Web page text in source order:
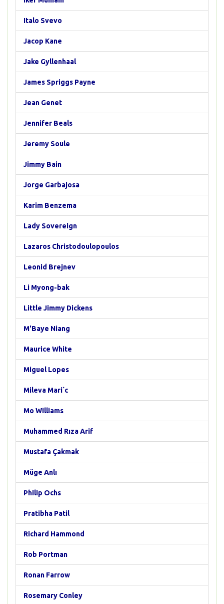
Italo Svevo
Jacop Kane
Jake Gyllenhaal
James Spriggs Payne
Jean Genet
Jennifer Beals
Jeremy Soule
Jimmy Bain
Jorge Garbajosa
Karim Benzema
Lady Sovereign
Lazaros Christodoulopoulos
Leonid Brejnev
Li Myong-bak
Little Jimmy Dickens
M'Baye Niang
Maurice White
Miguel Lopes
Mileva Mari´c
Mo Williams
Muhammed Rıza Arif
Mustafa Çakmak
Müge Anlı
Philip Ochs
Pratibha Patil
Richard Hammond
Rob Portman
Ronan Farrow
Rosemary Conley